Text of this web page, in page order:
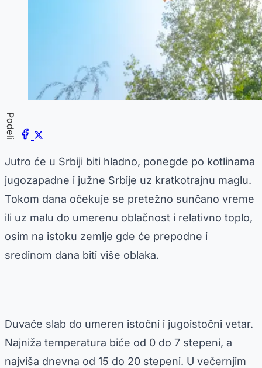
Podeli
Jutro će u Srbiji biti hladno, ponegde po kotlinama
jugozapadne i južne Srbije uz kratkotrajnu maglu.
Tokom dana očekuje se pretežno sunčano vreme
ili uz malu do umerenu oblačnost i relativno toplo,
osim na istoku zemlje gde će prepodne i
sredinom dana biti više oblaka.
Duvaće slab do umeren istočni i jugoistočni vetar.
Najniža temperatura biće od 0 do 7 stepeni, a
najviša dnevna od 15 do 20 stepeni. U večernjim